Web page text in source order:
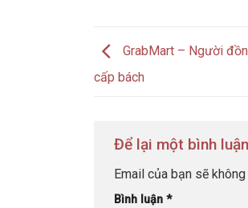
GrabMart – Người
cấp bách
Để lại một bình luận
Email của bạn sẽ
Bình luận *